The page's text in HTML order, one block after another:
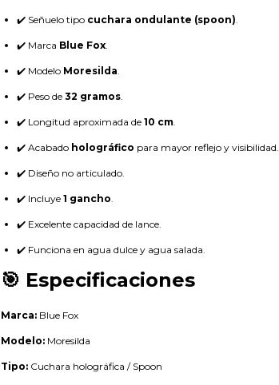
✔️ Señuelo tipo cuchara ondulante (spoon).
✔️ Marca Blue Fox.
✔️ Modelo Moresilda.
✔️ Peso de 32 gramos.
✔️ Longitud aproximada de 10 cm.
✔️ Acabado holográfico para mayor reflejo y visibilidad.
✔️ Diseño no articulado.
✔️ Incluye 1 gancho.
✔️ Excelente capacidad de lance.
✔️ Funciona en agua dulce y agua salada.
🎯 Especificaciones
Marca: Blue Fox
Modelo: Moresilda
Tipo: Cuchara holográfica / Spoon